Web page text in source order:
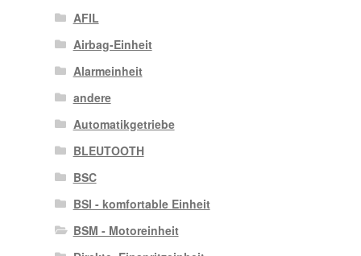
AFIL
Airbag-Einheit
Alarmeinheit
andere
Automatikgetriebe
BLEUTOOTH
BSC
BSI - komfortable Einheit
BSM - Motoreinheit